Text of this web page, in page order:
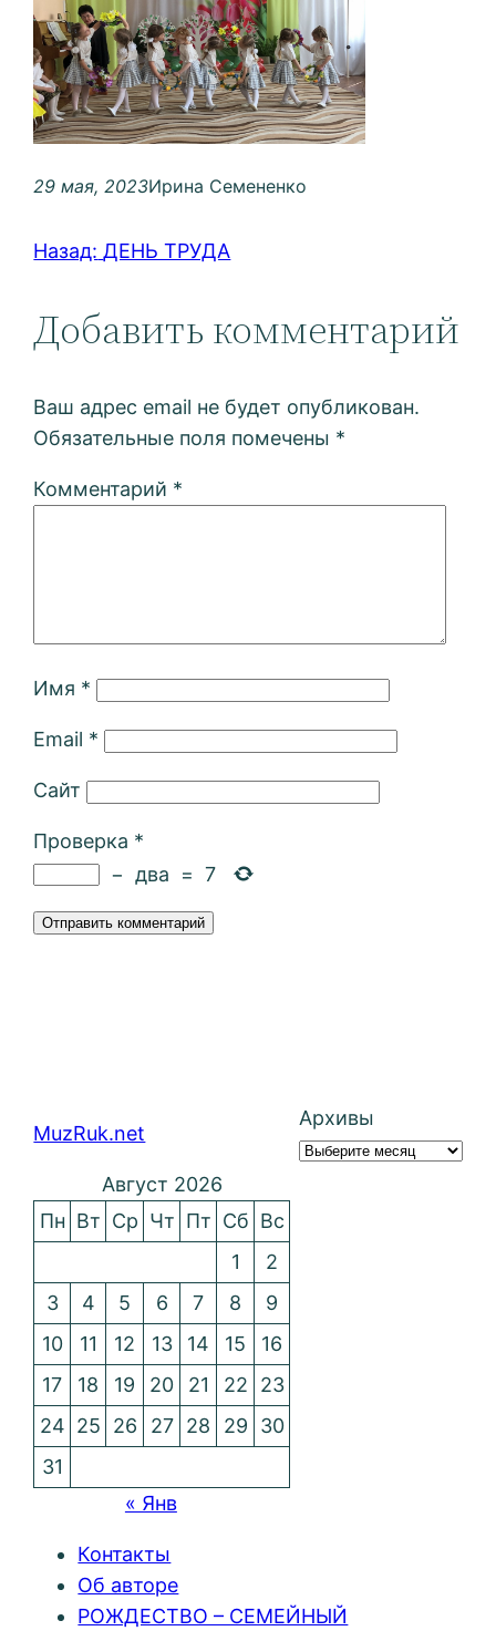
29 мая, 2023Ирина Семененко
Назад: ДЕНЬ ТРУДА
Добавить комментарий
Ваш адрес email не будет опубликован.
Обязательные поля помечены *
Комментарий *
Имя *
Email *
Сайт
Проверка *
− два = 7
MuzRuk.net
Архивы
Август 2026
Пн Вт Ср Чт Пт Сб Вс
1
2
3
4 5 6 7 8
9
10
11 12 13 14 15
16
17
18 19 20 21 22
23
24 25 26 27 28 29
30
31
« Янв
Контакты
Об авторе
РОЖДЕСТВО – СЕМЕЙНЫЙ